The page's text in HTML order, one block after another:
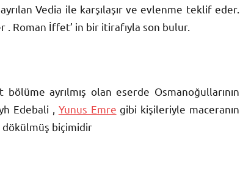
ayrılan Vedia ile karşılaşır ve evlenme teklif eder.
. Roman İffet’ in bir itirafıyla son bulur.
ayrılmış olan eserde Osmanoğullarının
Edebali , Yunus Emre gibi kişileriyle maceranın
dökülmüş biçimidir